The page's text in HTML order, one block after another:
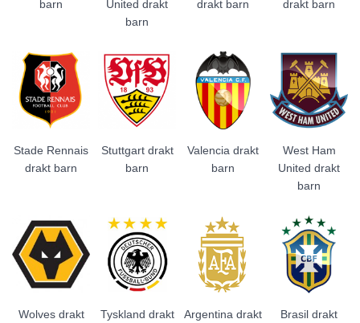
barn
United drakt
barn
drakt barn
drakt barn
Stade Rennais
drakt barn
Stuttgart drakt
barn
Valencia drakt
barn
West Ham
United drakt
barn
Wolves drakt
Tyskland drakt
Argentina drakt
Brasil drakt